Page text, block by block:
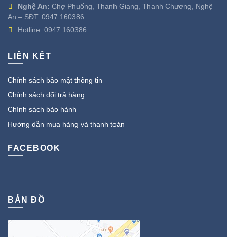
Nghệ An: Chợ Phuống, Thanh Giang, Thanh Chương, Nghệ
An – SĐT: 0947 160386
Hotline: 0947 160386
LIÊN KẾT
Chính sách bảo mật thông tin
Chính sách đổi trả hàng
Chính sách bảo hành
Hướng dẫn mua hàng và thanh toán
FACEBOOK
BẢN ĐỒ